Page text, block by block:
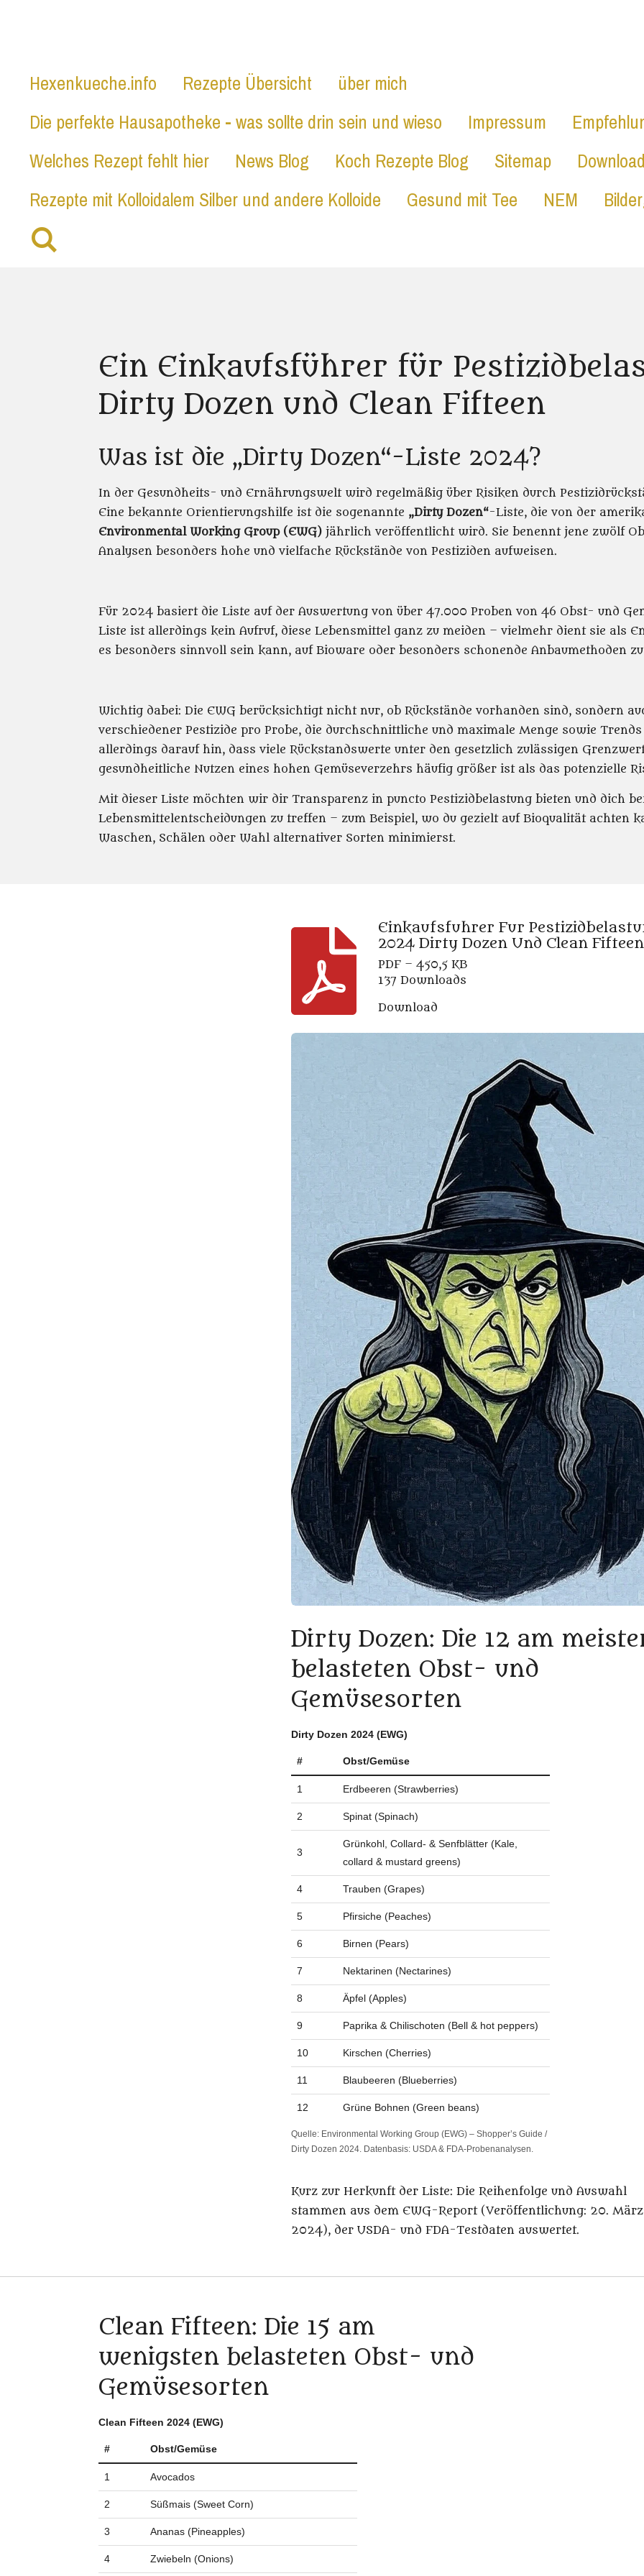
Hexenkueche.info Rezepte Übersicht
über mich
Die perfekte Hausapotheke - was sollte drin sein und wieso
Impressum
Welches Rezept fehlt hier
News Blog Koch Rezepte Blog Sitemap
Rezepte mit Kolloidalem Silber und andere Kolloide
Gesund mit Tee NEM
Ein Einkaufsführer für
Dirty Dozen und Clean Fifteen
Was ist die „Dirty Dozen“-Liste 2024?
In der Gesundheits- und Ernährungswelt wird regelmäßig über Risiken durch
Eine bekannte Orientierungshilfe ist die sogenannte „Dirty Dozen“-Liste, die von der
Environmental Working Group (EWG) jährlich veröffentlicht wird. Sie benennt jene zwölf
Analysen besonders hohe und vielfache Rückstände von Pestiziden aufweisen.
Für 2024 basiert die Liste auf der Auswertung von über 47.000 Proben von 46 Obst- und
Liste ist allerdings kein Aufruf, diese Lebensmittel ganz zu meiden – vielmehr dient sie als
es besonders sinnvoll sein kann, auf Bioware oder besonders schonende Anbaumethoden
Wichtig dabei: Die EWG berücksichtigt nicht nur, ob Rückstände vorhanden sind, sondern
verschiedener Pestizide pro Probe, die durchschnittliche und maximale Menge sowie
allerdings darauf hin, dass viele Rückstandswerte unter den gesetzlich zulässigen
gesundheitliche Nutzen eines hohen Gemüseverzehrs häufig größer ist als das potenzielle
Mit dieser Liste möchten wir dir Transparenz in puncto Pestizidbelastung bieten und dich
Lebensmittelentscheidungen zu treffen – zum Beispiel, wo du gezielt auf Bioqualität achten
Waschen, Schälen oder Wahl alternativer Sorten minimierst.
Einkaufsfuhrer Fur
2024 Dirty Dozen Und Clean
PDF – 450,5 KB
137 Downloads
Download
Dirty Dozen: Die 12 am
belasteten Obst- und
Gemüsesorten
Dirty Dozen 2024 (EWG)
# Obst/Gemüse
1 Erdbeeren (Strawberries)
2 Spinat (Spinach)
3
Grünkohl, Collard- & Senfblätter (Kale,
collard & mustard greens)
4 Trauben (Grapes)
5 Pfirsiche (Peaches)
6 Birnen (Pears)
7 Nektarinen (Nectarines)
8 Äpfel (Apples)
9 Paprika & Chilischoten (Bell & hot peppers)
10 Kirschen (Cherries)
11 Blaubeeren (Blueberries)
12 Grüne Bohnen (Green beans)
Quelle: Environmental Working Group (EWG) – Shopper’s Guide /
Dirty Dozen 2024. Datenbasis: USDA & FDA-Probenanalysen.
Kurz zur Herkunft der Liste: Die Reihenfolge und Auswahl
stammen aus dem EWG-Report (Veröffentlichung: 20. März
2024), der USDA- und FDA-Testdaten auswertet.
Clean Fifteen: Die 15 am
wenigsten belasteten Obst- und
Gemüsesorten
Clean Fifteen 2024 (EWG)
# Obst/Gemüse
1 Avocados
2 Süßmais (Sweet Corn)
3 Ananas (Pineapples)
4 Zwiebeln (Onions)